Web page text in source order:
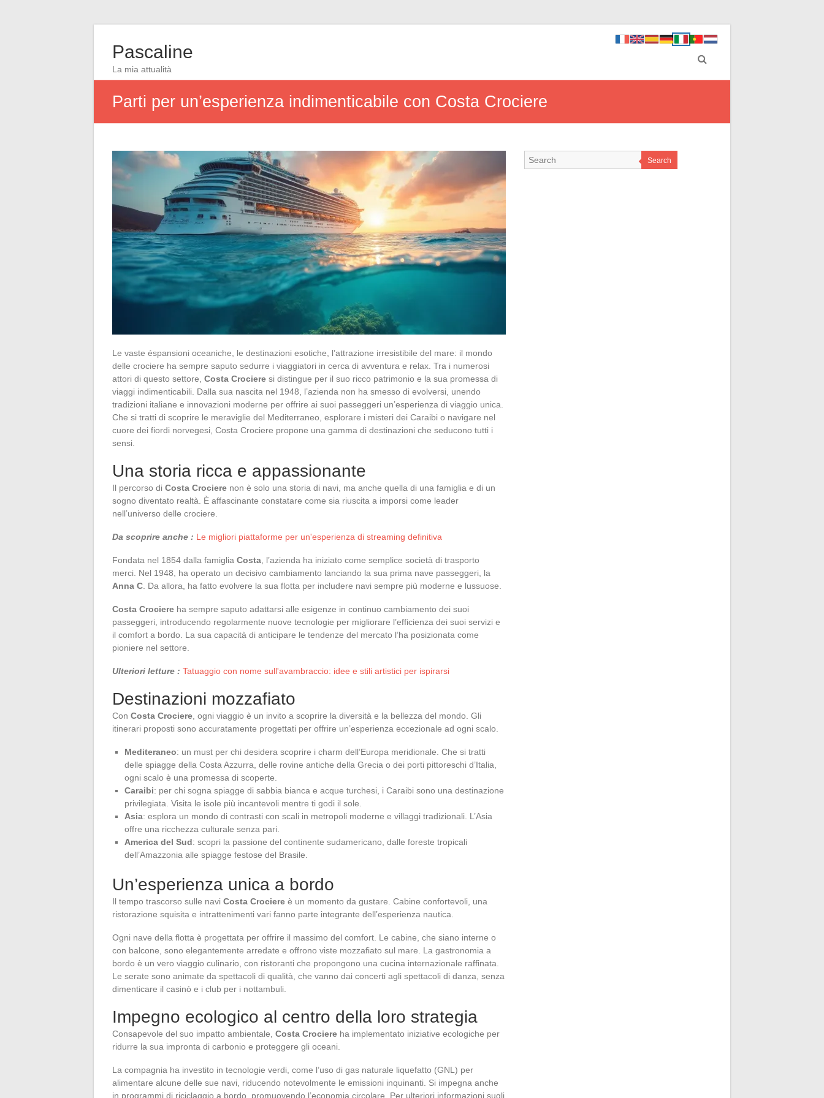
Pascaline
La mia attualità
Parti per un’esperienza indimenticabile con Costa Crociere
Le vaste éspansioni oceaniche, le destinazioni esotiche, l’attrazione irresistibile del mare: il mondo
delle crociere ha sempre saputo sedurre i viaggiatori in cerca di avventura e relax. Tra i numerosi
attori di questo settore, Costa Crociere si distingue per il suo ricco patrimonio e la sua promessa di
viaggi indimenticabili. Dalla sua nascita nel 1948, l’azienda non ha smesso di evolversi, unendo
tradizioni italiane e innovazioni moderne per offrire ai suoi passeggeri un’esperienza di viaggio unica.
Che si tratti di scoprire le meraviglie del Mediterraneo, esplorare i misteri dei Caraibi o navigare nel
cuore dei fiordi norvegesi, Costa Crociere propone una gamma di destinazioni che seducono tutti i
sensi.
Una storia ricca e appassionante
Il percorso di Costa Crociere non è solo una storia di navi, ma anche quella di una famiglia e di un
sogno diventato realtà. È affascinante constatare come sia riuscita a imporsi come leader
nell’universo delle crociere.
Da scoprire anche : Le migliori piattaforme per un'esperienza di streaming definitiva
Fondata nel 1854 dalla famiglia Costa , l’azienda ha iniziato come semplice società di trasporto
merci. Nel 1948, ha operato un decisivo cambiamento lanciando la sua prima nave passeggeri, la
Anna C . Da allora, ha fatto evolvere la sua flotta per includere navi sempre più moderne e lussuose.
Costa Crociere ha sempre saputo adattarsi alle esigenze in continuo cambiamento dei suoi
passeggeri, introducendo regolarmente nuove tecnologie per migliorare l’efficienza dei suoi servizi e
il comfort a bordo. La sua capacità di anticipare le tendenze del mercato l’ha posizionata come
pioniere nel settore.
Ulteriori letture : Tatuaggio con nome sull'avambraccio: idee e stili artistici per ispirarsi
Destinazioni mozzafiato
Con Costa Crociere , ogni viaggio è un invito a scoprire la diversità e la bellezza del mondo. Gli
itinerari proposti sono accuratamente progettati per offrire un’esperienza eccezionale ad ogni scalo.
Mediteraneo: un must per chi desidera scoprire i charm dell’Europa meridionale. Che si tratti
delle spiagge della Costa Azzurra, delle rovine antiche della Grecia o dei porti pittoreschi d’Italia,
ogni scalo è una promessa di scoperte.
Caraibi: per chi sogna spiagge di sabbia bianca e acque turchesi, i Caraibi sono una destinazione
privilegiata. Visita le isole più incantevoli mentre ti godi il sole.
Asia: esplora un mondo di contrasti con scali in metropoli moderne e villaggi tradizionali. L’Asia
offre una ricchezza culturale senza pari.
America del Sud: scopri la passione del continente sudamericano, dalle foreste tropicali
dell’Amazzonia alle spiagge festose del Brasile.
Un’esperienza unica a bordo
Il tempo trascorso sulle navi Costa Crociere è un momento da gustare. Cabine confortevoli, una
ristorazione squisita e intrattenimenti vari fanno parte integrante dell’esperienza nautica.
Ogni nave della flotta è progettata per offrire il massimo del comfort. Le cabine, che siano interne o
con balcone, sono elegantemente arredate e offrono viste mozzafiato sul mare. La gastronomia a
bordo è un vero viaggio culinario, con ristoranti che propongono una cucina internazionale raffinata.
Le serate sono animate da spettacoli di qualità, che vanno dai concerti agli spettacoli di danza, senza
dimenticare il casinò e i club per i nottambuli.
Impegno ecologico al centro della loro strategia
Consapevole del suo impatto ambientale, Costa Crociere ha implementato iniziative ecologiche per
ridurre la sua impronta di carbonio e proteggere gli oceani.
La compagnia ha investito in tecnologie verdi, come l’uso di gas naturale liquefatto (GNL) per
alimentare alcune delle sue navi, riducendo notevolmente le emissioni inquinanti. Si impegna anche
in programmi di riciclaggio a bordo, promuovendo l’economia circolare. Per ulteriori informazioni sugli
Search